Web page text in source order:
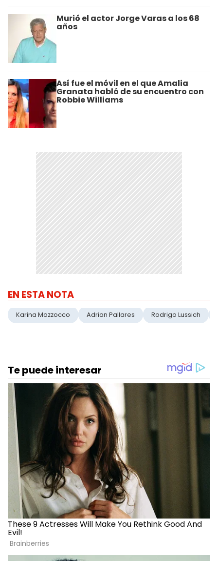
Murió el actor Jorge Varas a los 68
años
Así fue el móvil en el que Amalia
Granata habló de su encuentro con
Robbie Williams
EN ESTA NOTA
Karina Mazzocco Adrian Pallares Rodrigo Lussich